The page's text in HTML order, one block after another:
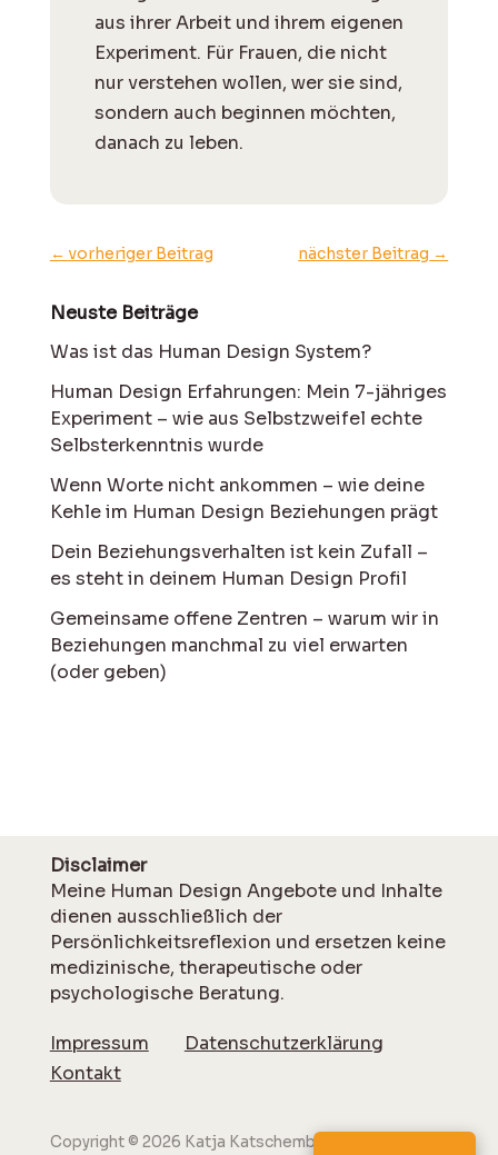
aus ihrer Arbeit und ihrem eigenen
Experiment. Für Frauen, die nicht
nur verstehen wollen, wer sie sind,
sondern auch beginnen möchten,
danach zu leben.
← vorheriger Beitrag nächster Beitrag →
Neuste Beiträge
Was ist das Human Design System?
Human Design Erfahrungen: Mein 7-jähriges
Experiment – wie aus Selbstzweifel echte
Selbsterkenntnis wurde
Wenn Worte nicht ankommen – wie deine
Kehle im Human Design Beziehungen prägt
Dein Beziehungsverhalten ist kein Zufall –
es steht in deinem Human Design Profil
Gemeinsame offene Zentren – warum wir in
Beziehungen manchmal zu viel erwarten
(oder geben)
Disclaimer
Meine Human Design Angebote und Inhalte
dienen ausschließlich der
Persönlichkeitsreflexion und ersetzen keine
medizinische, therapeutische oder
psychologische Beratung.
Impressum
Datenschutzerklärung
Kontakt
Copyright © 2026 Katja Katschemba. Alle Rechte